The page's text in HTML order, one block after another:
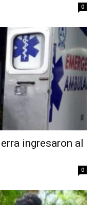
0
ingresaron al
0